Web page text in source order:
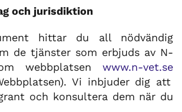
och jurisdiktion
hittar du all nödvändig
de tjänster som erbjuds av N-
webbplatsen www.n-vet.se
Vi inbjuder dig att
och konsultera dem när du